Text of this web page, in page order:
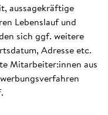
aussagekräftige
Lebenslauf und
sich ggf. weitere
Adresse etc.
Mitarbeiter:innen aus